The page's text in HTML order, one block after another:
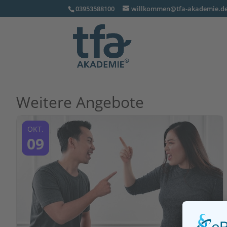
03953588100 willkommen@tfa-
Weitere Angebote
OKT.
09